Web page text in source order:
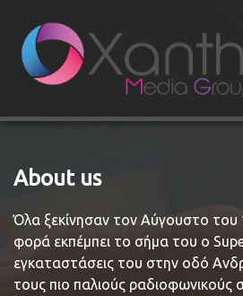
About us
Όλα ξεκίνησαν τον Αύγουστο του
φορά εκπέμπει το σήμα του ο
εγκαταστάσεις του στην οδό
τους πιο παλιούς